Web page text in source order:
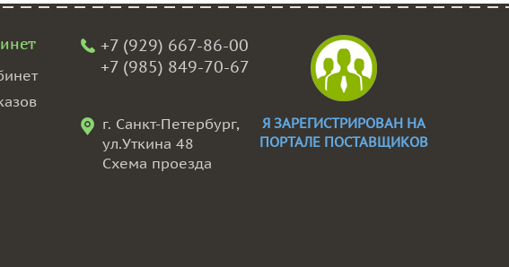
+7 (929) 667-86-00
+7 (985) 849-70-67
г. Санкт-Петербург,
ул.Уткина 48
Схема проезда
Я ЗАРЕГИСТРИРОВАН НА
ПОРТАЛЕ ПОСТАВЩИКОВ